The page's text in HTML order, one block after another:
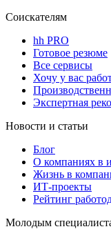
Соискателям
hh PRO
Готовое резюме
Все сервисы
Хочу у вас
Экспертная
Новости и статьи
Блог
О компаниях в
Жизнь в
ИТ-проекты
Рейтинг
Молодым